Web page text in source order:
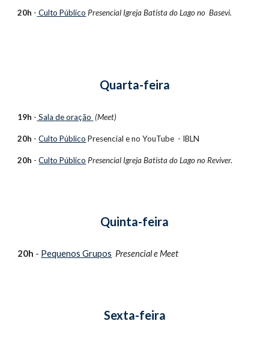
20h - Culto Público Presencial Igreja Batista do Lago no Basevi.
Quarta-feira
19h - Sala de oração (Meet)
20h -Culto Público Presencial e noYouTube - IBLN
20h -Culto Público Presencial Igreja Batista do Lago no Reviver.
Quinta-feira
20h - Pequenos Grupos Presencial eMeet
Sexta-feira